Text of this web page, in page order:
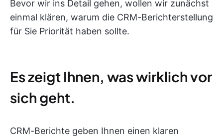
Bevor wir ins Detail gehen, wollen wir zunächst
einmal klären, warum die CRM-Berichterstellung
für Sie Priorität haben sollte.
Es zeigt Ihnen, was wirklich vor
sich geht.
CRM-Berichte geben Ihnen einen klaren